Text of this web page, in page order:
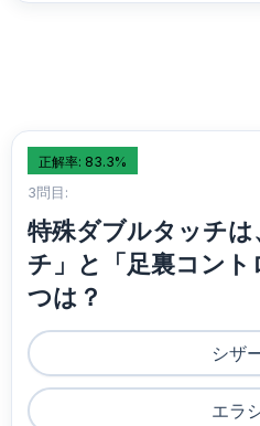
正解率: 83.3%
3問目:
特殊ダブルタッチ
チ」と「足裏コン
つは？
シザ
エラ